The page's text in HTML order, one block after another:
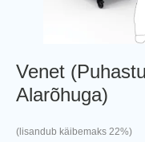
Venet
Alarõhuga)
(lisandub käibemaks 22%)